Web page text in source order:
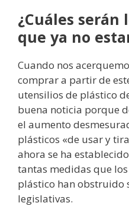
¿Cuáles serán
que ya no
Cuando nos
comprar a partir de
utensilios de plástico
buena noticia porque
el aumento
plásticos «de usar y
ahora se ha
tantas medidas que
plástico han obstruido
legislativas.